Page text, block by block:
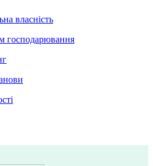
власність
господарювання